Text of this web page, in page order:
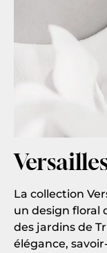
La collection
un design floral
des jardins de
élégance,